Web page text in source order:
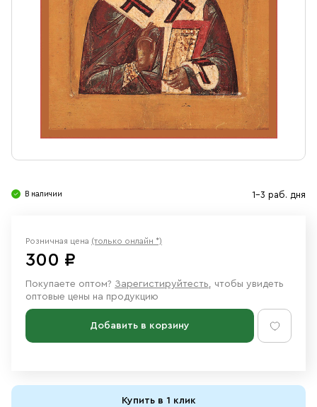
Ювелирные изделия
В наличии 1-3 раб. дня
Розничная цена (только онлайн *)
300 ₽
Покупаете оптом? Зарегистируйтесть, чтобы увидеть
оптовые цены на продукцию
Добавить в корзину
Купить в 1 клик